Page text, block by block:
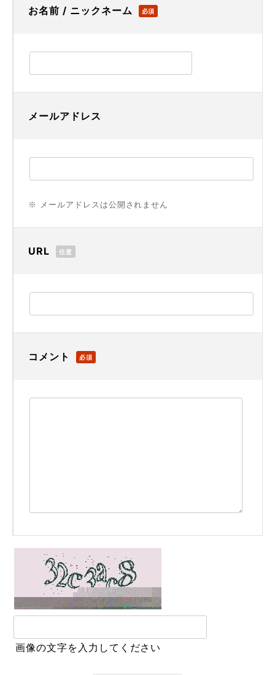
お名前 / ニックネーム 必須
メールアドレス
※ メールアドレスは公開されません
URL 任意
コメント 必須
画像の文字を入力してください